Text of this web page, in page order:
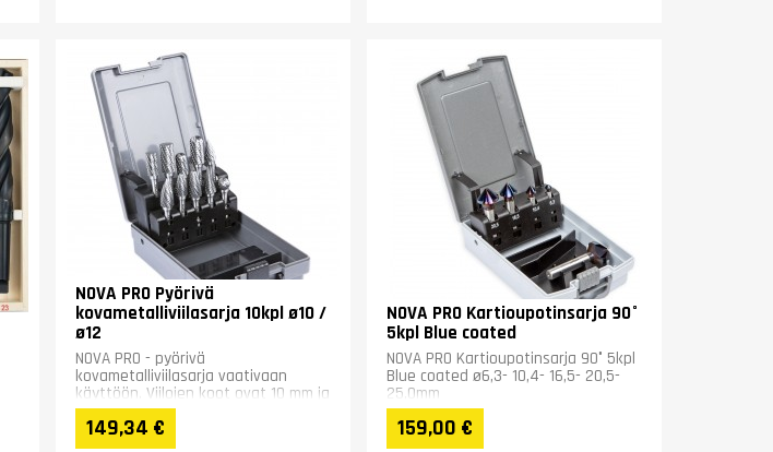
NOVA PRO Pyörivä
kovametalliviilasarja 10kpl ø10 /
ø12
NOVA PRO - pyörivä
kovametalliviilasarja vaativaan
käyttöön. Viilojen koot ovat 10 mm ja
12 mm. CUT MX/HP-3 takaa
erinomaisen...
149,34 €
NOVA PRO Kartioupotinsarja 90°
5kpl Blue coated
NOVA PRO Kartioupotinsarja 90° 5kpl
Blue coated ø6,3- 10,4- 16,5- 20,5-
25,0mm
159,00 €